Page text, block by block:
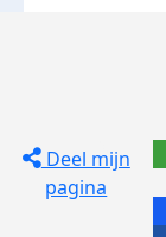
Deel mijn
pagina